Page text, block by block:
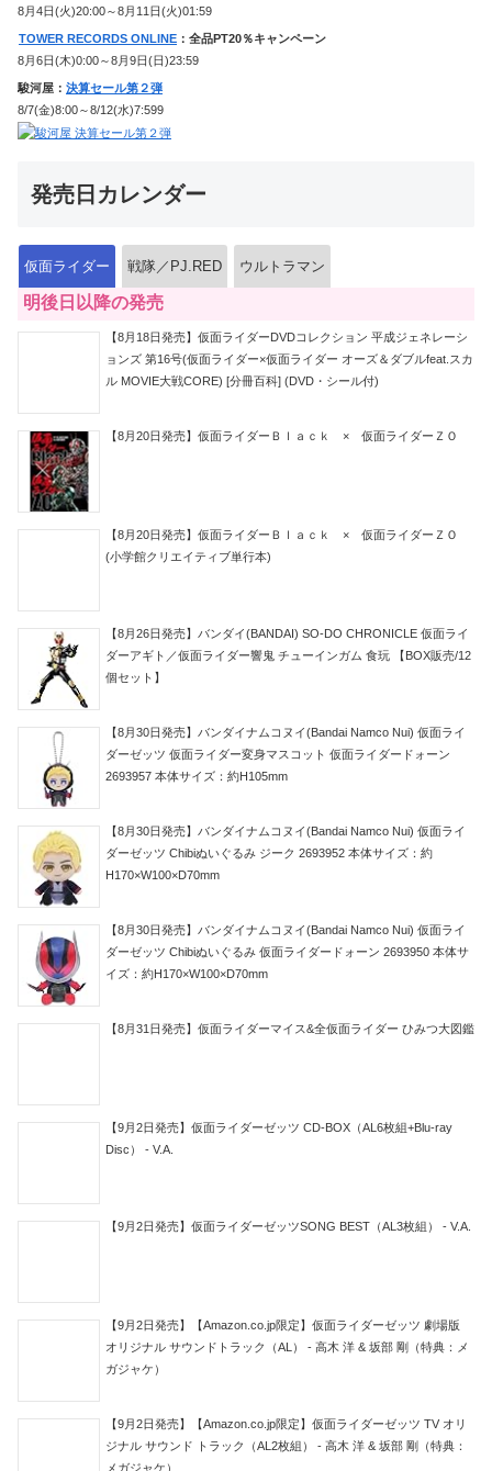
8月4日(火)20:00～8月11日(火)01:59
TOWER RECORDS ONLINE ：全品PT20％キャンペーン
8月6日(木)0:00～8月9日(日)23:59
駿河屋： 決算セール第２弾
8/7(金)8:00～8/12(水)7:599
発売日カレンダー
仮面ライダー 戦隊／PJ.RED ウルトラマン
明後日以降の発売
【8月18日発売】仮面ライダーDVDコレクション 平成ジェネレーシ
ョンズ 第16号(仮面ライダー×仮面ライダー オーズ＆ダブルfeat.スカ
ル MOVIE大戦CORE) [分冊百科] (DVD・シール付)
【8月20日発売】仮面ライダーＢｌａｃｋ × 仮面ライダーＺＯ
【8月20日発売】仮面ライダーＢｌａｃｋ × 仮面ライダーＺＯ
(小学館クリエイティブ単行本)
【8月26日発売】バンダイ(BANDAI) SO-DO CHRONICLE 仮面ライ
ダーアギト／仮面ライダー響鬼 チューインガム 食玩 【BOX販売/12
個セット】
【8月30日発売】バンダイナムコヌイ(Bandai Namco Nui) 仮面ライ
ダーゼッツ 仮面ライダー変身マスコット 仮面ライダードォーン
2693957 本体サイズ：約H105mm
【8月30日発売】バンダイナムコヌイ(Bandai Namco Nui) 仮面ライ
ダーゼッツ Chibiぬいぐるみ ジーク 2693952 本体サイズ：約
H170×W100×D70mm
【8月30日発売】バンダイナムコヌイ(Bandai Namco Nui) 仮面ライ
ダーゼッツ Chibiぬいぐるみ 仮面ライダードォーン 2693950 本体サ
イズ：約H170×W100×D70mm
【8月31日発売】仮面ライダーマイス&全仮面ライダー ひみつ大図鑑
【9月2日発売】仮面ライダーゼッツ CD-BOX（AL6枚組+Blu-ray
Disc） - V.A.
【9月2日発売】仮面ライダーゼッツSONG BEST（AL3枚組） - V.A.
【9月2日発売】【Amazon.co.jp限定】仮面ライダーゼッツ 劇場版
オリジナル サウンドトラック（AL） - 高木 洋 & 坂部 剛（特典：メ
ガジャケ）
【9月2日発売】【Amazon.co.jp限定】仮面ライダーゼッツ TV オリ
ジナル サウンド トラック（AL2枚組） - 高木 洋 & 坂部 剛（特典：
メガジャケ）